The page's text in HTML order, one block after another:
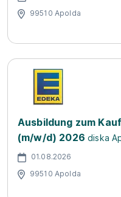
99510 Apolda
Ausbildung zum
(m/w/d) 2026 diska
01.08.2026
99510 Apolda